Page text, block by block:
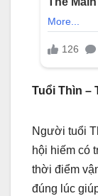
Tuổi Thìn –
Người tuổi
hội hiếm có
thời điểm
đúng lúc